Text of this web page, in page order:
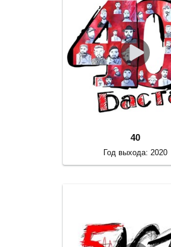
40
Год выхода: 2020